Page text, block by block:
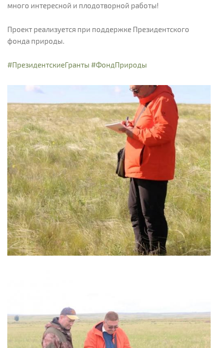
много интересной и плодотворной работы!
Проект реализуется при поддержке Президентского
фонда природы.
#ПрезидентскиеГранты #ФондПрироды